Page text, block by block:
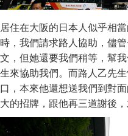
居住在大阪的日本人似乎相
時，我們請求路人協助，儘
文，但她還要我們稍等，幫
生來協助我們。而路人乙先
口，本來他還想送我們到對
大的招牌，跟他再三道謝後，